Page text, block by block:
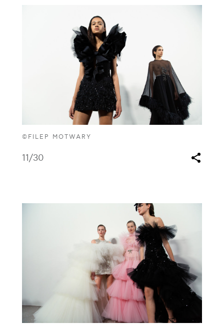
©FILEP MOTWARY
11/30